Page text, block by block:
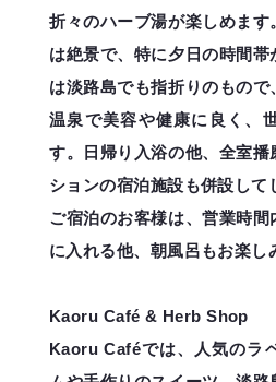
折々のハーブ湯が楽しめま
は絶景で、特に夕日の時間
は淡路島でも指折りのもの
温泉で美容や健康に良く、
す。日帰り入浴の他、全室
ションの宿泊施設も併設して
ご宿泊のお客様は、営業時
に入れる他、朝風呂もお楽し
Kaoru Café & Herb Shop
Kaoru Caféでは、人気のラ